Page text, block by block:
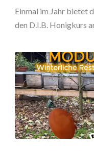
Einmal im Jahr bietet
den D.I.B. Honigkurs